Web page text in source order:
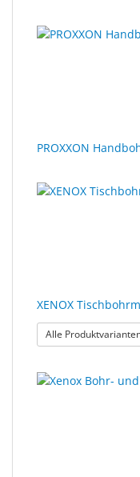
Schleiftechnik
PROXXON
XENOX
Alle